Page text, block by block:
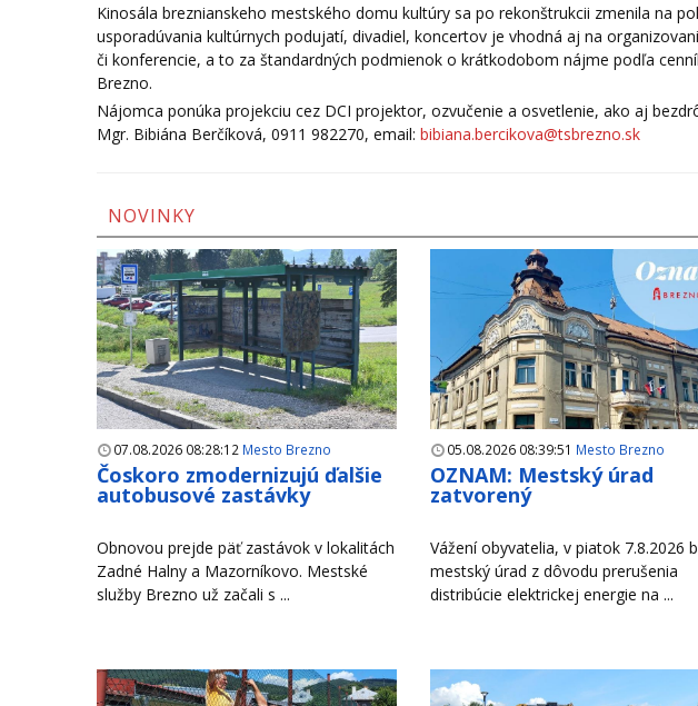
Kinosála breznianskeho mestského domu kultúry sa po rekonštrukcii zmenila na
usporadúvania kultúrnych podujatí, divadiel, koncertov je vhodná aj na
či konferencie, a to za štandardných podmienok o krátkodobom nájme podľa
Brezno.
Nájomca ponúka projekciu cez DCI projektor, ozvučenie a osvetlenie, ako aj
Mgr. Bibiána Berčíková, 0911 982270, email: bibiana.bercikova@tsbrezno.sk
NOVINKY
07.08.2026 08:28:12 Mesto Brezno
Čoskoro zmodernizujú ďalšie
autobusové zastávky
Obnovou prejde päť zastávok v lokalitách
Zadné Halny a Mazorníkovo. Mestské
služby Brezno už začali s ...
05.08.2026 08:39:51 Mesto Brezno
OZNAM: Mestský úrad
zatvorený
Vážení obyvatelia, v piatok 7.8.2026
mestský úrad z dôvodu prerušenia
distribúcie elektrickej energie na ...